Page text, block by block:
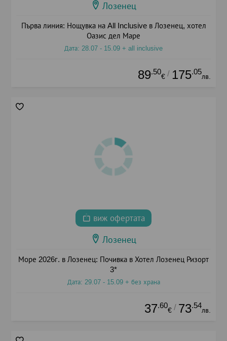
Лозенец
Първа линия: Нощувка на All Inclusive в Лозенец, хотел
Оазис дел Маре
Дата: 28.07 - 15.09 + all inclusive
89.50
€ / 175.05
лв.
виж офертата
Лозенец
Море 2026г. в Лозенец: Почивка в Хотел Лозенец Ризорт
3*
Дата: 29.07 - 15.09 + без храна
37.60
€ / 73.54
лв.